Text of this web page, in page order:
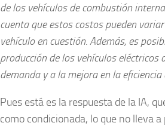
de los vehículos de combustión
cuenta que estos costos pueden
vehículo en cuestión. Además, es
producción de los vehículos
demanda y a la mejora en la eficiencia
Pues está es la respuesta de la IA,
como condicionada, lo que no lleva